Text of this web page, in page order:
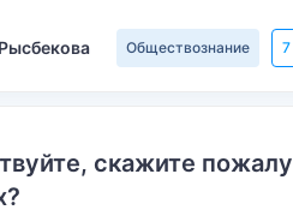
Обществознание
скажите